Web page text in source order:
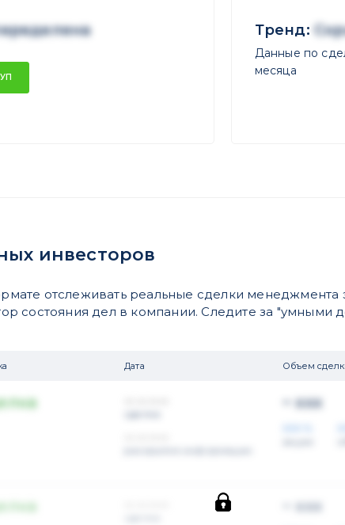
Тренд:
Данные по
месяца
инвесторов
отслеживать реальные сделки менеджмента
состояния дел в компании. Следите за "умными
Дата Объем
~ xxx
~ xxx